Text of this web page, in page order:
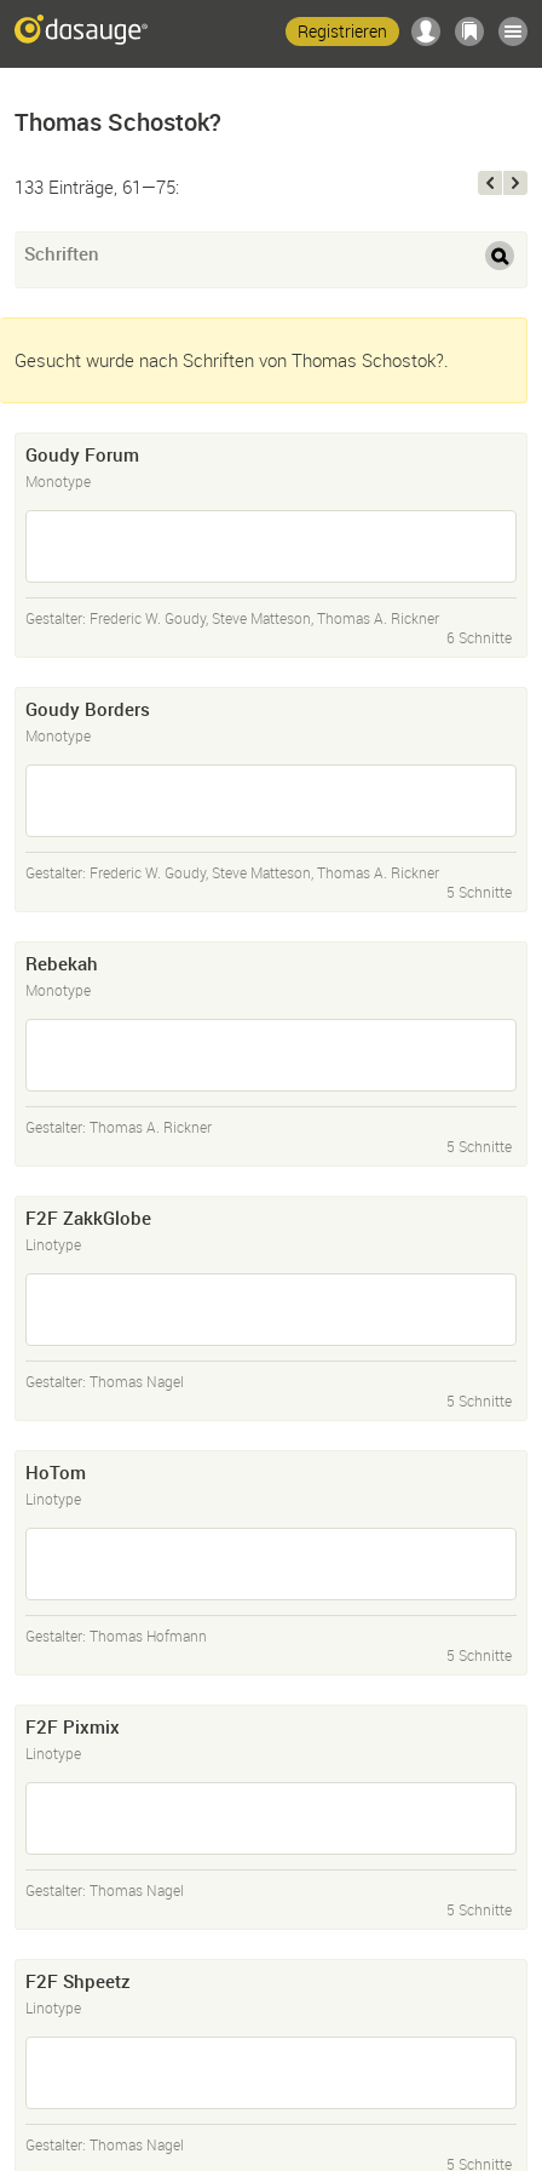
Registrieren
Thomas Schostok?
133 Einträge, 61—75:
Schriften
Gesucht wurde nach Schriften von Thomas Schostok?.
Goudy Forum
Monotype
Gestalter: Frederic W. Goudy, Steve Matteson,Thomas A. Rickner
6 Schnitte
Goudy Borders
Monotype
Gestalter: Frederic W. Goudy, Steve Matteson,Thomas A. Rickner
5 Schnitte
Rebekah
Monotype
Gestalter: Thomas A. Rickner
5 Schnitte
F2F ZakkGlobe
Linotype
Gestalter: Thomas Nagel
5 Schnitte
HoTom
Linotype
Gestalter: Thomas Hofmann
5 Schnitte
F2F Pixmix
Linotype
Gestalter: Thomas Nagel
5 Schnitte
F2F Shpeetz
Linotype
Gestalter: Thomas Nagel
5 Schnitte